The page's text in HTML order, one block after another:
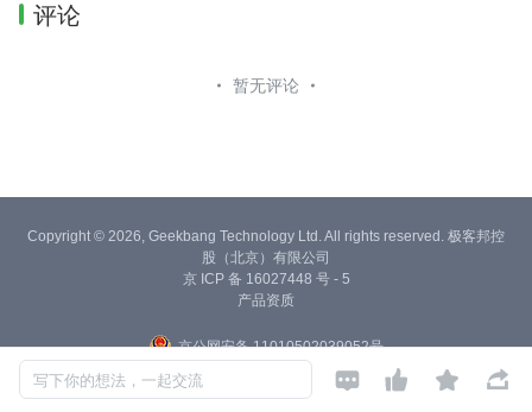
评论
暂无评论
写下你的想法，一起交流    
Copyright © 2026, Geekbang Technology Ltd. All rights reserved. 极客邦控
股（北京）有限公司
京 ICP 备 16027448 号 - 5
产品资质
京公网安备 11010502039052号